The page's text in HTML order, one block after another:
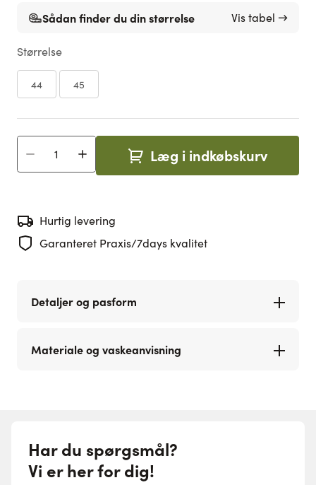
Sådan finder du din størrelse Vis tabel →
Størrelse
44 45
Antal Læg i indkøbskurv
Hurtig levering
Garanteret Praxis/7days kvalitet
Detaljer og pasform
Materiale og vaskeanvisning
Har du spørgsmål?
Vi er her for dig!